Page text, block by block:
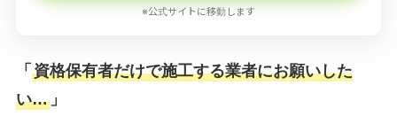
※公式サイトに移動します
「 資格保有者だけで施工する業者にお願いした
い…」